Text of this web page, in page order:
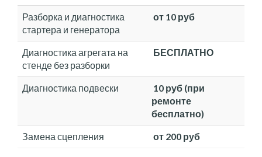
Разборка и диагностика
стартера и генератора
от 10 руб
Диагностика агрегата на
стенде без разборки
БЕСПЛАТНО
Диагностика подвески
10 руб (при
ремонте
бесплатно)
Замена сцепления от 200 руб